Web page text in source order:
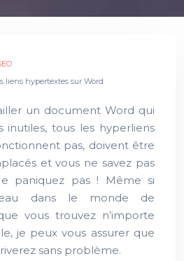
liens hypertextes sur Word
un document Word qui
inutiles, tous les hyperliens
pas, doivent être
et vous ne savez pas
paniquez pas ! Même si
dans le monde de
vous trouvez n’importe
je peux vous assurer que
sans problème.